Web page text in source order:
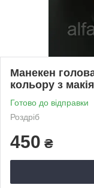
Манекен
кольору з
Готово до відправки
Роздріб
450 ₴